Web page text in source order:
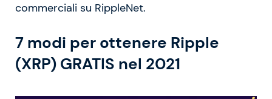
commerciali su RippleNet.
7 modi per ottenere Ripple
(XRP) GRATIS nel 2021